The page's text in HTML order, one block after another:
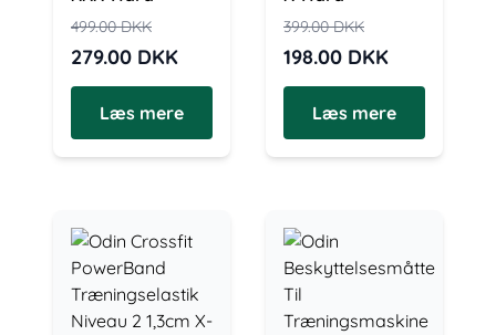
499.00DKK
279.00 DKK
Læs mere
399.00DKK
198.00 DKK
Læs mere